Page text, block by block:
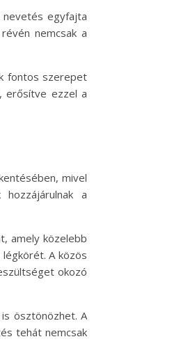
egyfajta
nemcsak a
fontos szerepet
erősítve ezzel a
mivel
a
amely közelebb
A közös
okozó
ösztönözhet. A
tehát nemcsak